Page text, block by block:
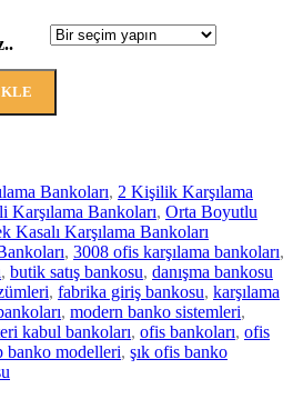
Bankoları, 2 Kişilik Karşılama
Karşılama Bankoları, Orta Boyutlu
Kasalı Karşılama Bankoları
, 3008 ofis karşılama bankoları,
, butik satış bankosu, danışma bankosu
, fabrika giriş bankosu, karşılama
, modern banko sistemleri,
kabul bankoları, ofis bankoları, ofis
banko modelleri, şık ofis banko